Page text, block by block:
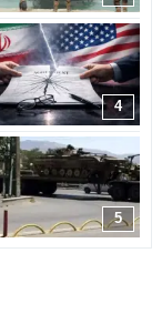
4
5